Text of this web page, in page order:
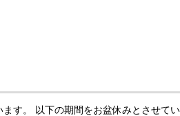
す。 以下の期間をお盆休みとさせて